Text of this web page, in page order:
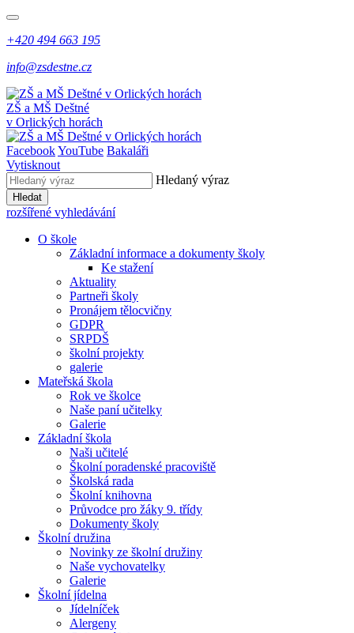
+420 494 663 195
info@zsdestne.cz
ZŠ a MŠ Deštné
v Orlických horách
FacebookYouTube Bakaláři
Vytisknout
Hledaný výraz
Hledat
rozšířené vyhledávání
O škole
Základní informace a dokumenty školy
Ke stažení
Aktuality
Partneři školy
Pronájem tělocvičny
GDPR
SRPDŠ
školní projekty
galerie
Mateřská škola
Rok ve školce
Naše paní učitelky
Galerie
Základní škola
Naši učitelé
Školní poradenské pracoviště
Školská rada
Školní knihovna
Průvodce pro žáky 9. třídy
Dokumenty školy
Školní družina
Novinky ze školní družiny
Naše vychovatelky
Galerie
Školní jídelna
Jídelníček
Alergeny